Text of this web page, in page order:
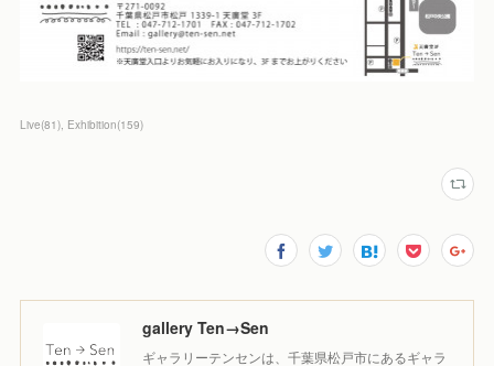
Live(81) Exhibition(159)
gallery Ten→Sen
ギャラリーテンセンは、千葉県松戸市にあるギャラ